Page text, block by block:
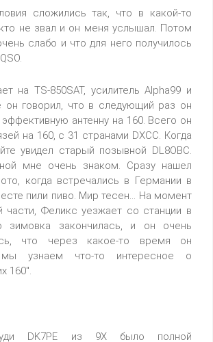
сложились так, что в какой-то
не звал и он меня услышал. Потом
слабо и что для него получилось
на TS-850SAT, усилитель Alpha99 и
он говорил, что в следующий раз он
антенну на 160. Всего он
на 160, с 31 странами DXCC. Когда
увидел старый позывной DL8OBC.
мне очень знаком. Сразу нашел
когда встречались в Германии в
пили пиво. Мир тесен... На момент
части, Феликс уезжает со станции в
зимовка закончилась, и он очень
что через какое-то время он
узнаем что-то интересное о
160".
DK7PE из 9X было полной